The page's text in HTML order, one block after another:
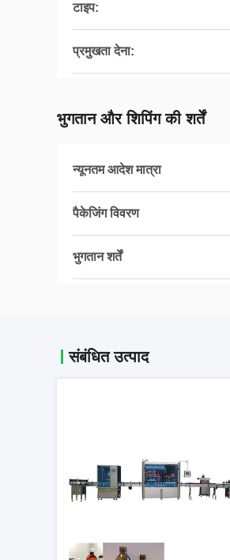
टाइप:
प्रमुखता देना:
भुगतान और शिपिंग की शर्तें
न्यूनतम आदेश मात्रा
पैकेजिंग विवरण
भुगतान शर्तें
संबंधित उत्पाद